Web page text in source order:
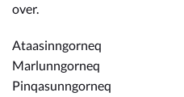
over.
Ataasinngorneq
Marlunngorneq
Pinqasunngorneq